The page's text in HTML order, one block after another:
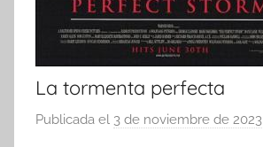
La tormenta perfecta
Publicada el 3 de noviembre de 2023